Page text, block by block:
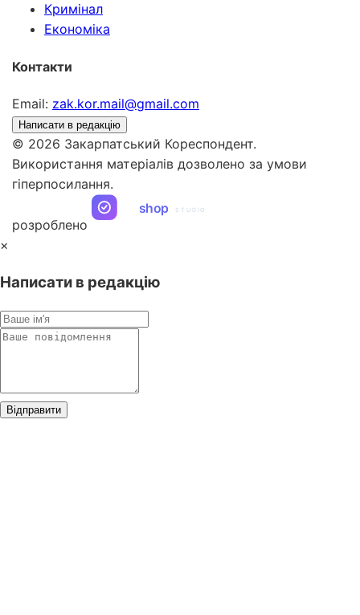
Кримінал
Економіка
Контакти
Email: zak.kor.mail@gmail.com
Написати в редакцію
© 2026 Закарпатський Кореспондент.
Використання матеріалів дозволено за умови
гіперпосилання.
розроблено
shop STUDIO
×
Написати в редакцію
Відправити